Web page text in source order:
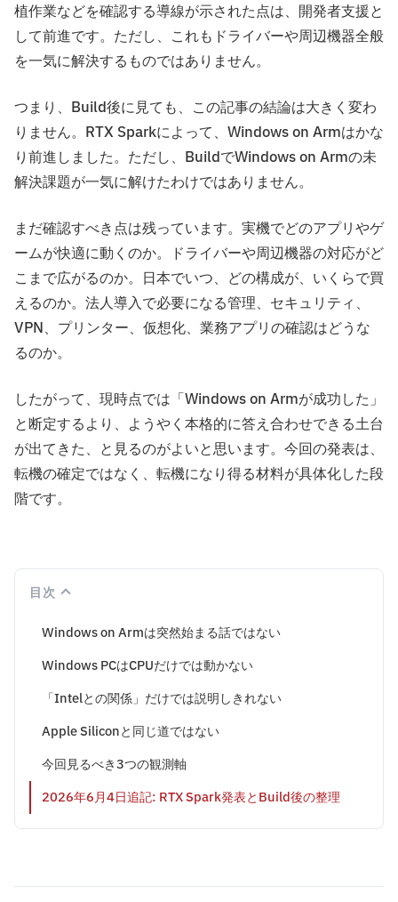
植作業などを確認する導線が示された点は、開発者支援と
して前進です。ただし、これもドライバーや周辺機器全般
を一気に解決するものではありません。
つまり、Build後に見ても、この記事の結論は大きく変わ
りません。RTX Sparkによって、Windows on Armはかな
り前進しました。ただし、BuildでWindows on Armの未
解決課題が一気に解けたわけではありません。
まだ確認すべき点は残っています。実機でどのアプリやゲ
ームが快適に動くのか。ドライバーや周辺機器の対応がど
こまで広がるのか。日本でいつ、どの構成が、いくらで買
えるのか。法人導入で必要になる管理、セキュリティ、
VPN、プリンター、仮想化、業務アプリの確認はどうな
るのか。
したがって、現時点では「Windows on Armが成功した」
と断定するより、ようやく本格的に答え合わせできる土台
が出てきた、と見るのがよいと思います。今回の発表は、
転機の確定ではなく、転機になり得る材料が具体化した段
階です。
目次
Windows on Armは突然始まる話ではない
Windows PCはCPUだけでは動かない
「Intelとの関係」だけでは説明しきれない
Apple Siliconと同じ道ではない
今回見るべき3つの観測軸
2026年6月4日追記: RTX Spark発表とBuild後の整理